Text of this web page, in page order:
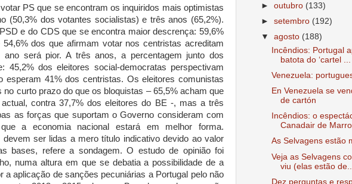
PS que se encontram os inquiridos mais optimistas
(50,3% dos votantes socialistas) e três anos (65,2%).
e do CDS que se encontra maior descrença: 59,6%
dos que afirmam votar nos centristas acreditam
será pior. A três anos, a percentagem junto dos
45,2% dos eleitores social-democratas perspectivam
esperam 41% dos centristas. Os eleitores comunistas
curto prazo do que os bloquistas – 65,5% acham que
contra 37,7% dos eleitores do BE -, mas a três
as forças que suportam o Governo consideram com
a economia nacional estará em melhor forma.
devem ser lidas a mero título indicativo devido ao valor
bases, refere a sondagem. O estudo de opinião foi
numa altura em que se debatia a possibilidade de a
a aplicação de sanções pecuniárias a Portugal pelo não
►outubro (133)
►setembro (192)
▼agosto (188)
Incêndios: Portugal
batota do ‘cartel ...
Venezuela:
En Venezuela se
de cartón
Incêndios: o
Canadair de
As Selvagens estão
Veja as Selvagens
viu (elas estão de...
Dez perguntas e